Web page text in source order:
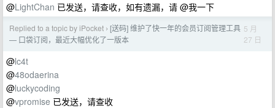
@LightChan 已发送，请查收，如有遗漏，请 @我一下
Replied to a topic by iPocket › [送码] 维护了快一年的会员订阅管理工具
— 口袋订阅，最近大幅优化了一版本
5 月
27 日
@lc4t
@48odaerina
@luckycoding
@vpromise 已发送，请查收